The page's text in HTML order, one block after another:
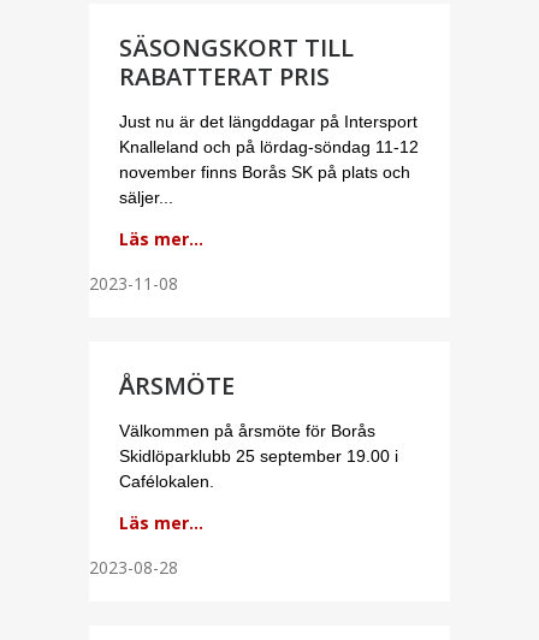
SÄSONGSKORT TILL
RABATTERAT PRIS
Just nu är det längddagar på Intersport
Knalleland och på lördag-söndag 11-12
november finns Borås SK på plats och
säljer...
Läs mer...
2023-11-08
ÅRSMÖTE
Välkommen på årsmöte för Borås
Skidlöparklubb 25 september 19.00 i
Cafélokalen.
Läs mer...
2023-08-28